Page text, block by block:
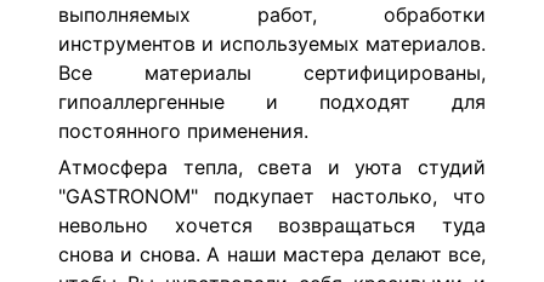
выполняемых работ, обработки
инструментов и используемых материалов.
Все материалы сертифицированы,
гипоаллергенные и подходят для
постоянного применения.
Атмосфера тепла, света и уюта студий
"GASTRONOM" подкупает настолько, что
невольно хочется возвращаться туда
снова и снова. А наши мастера делают все,